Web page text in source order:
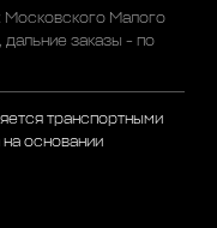
Московского Малого
заказы - по
транспортными
основании